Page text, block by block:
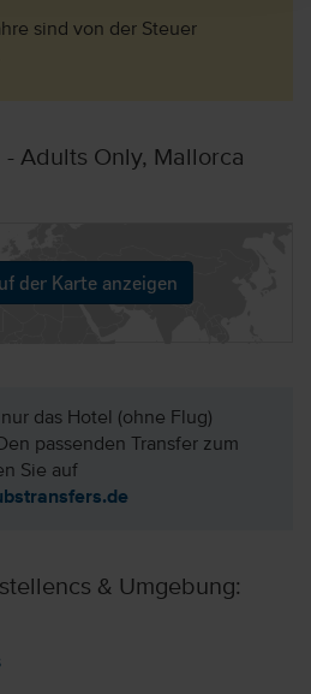
sind von der Steuer
Adults Only, Mallorca
der Karte anzeigen
das Hotel (ohne Flug)
passenden Transfer zum
Sie auf
& Umgebung: